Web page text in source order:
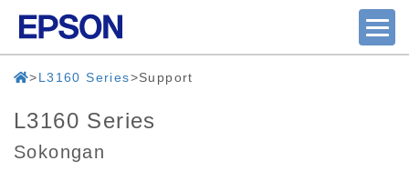
L3160 Series Support
L3160 Series
Sokongan